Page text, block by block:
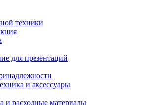
техники
для презентаций
и аксессуары
и расходные материалы